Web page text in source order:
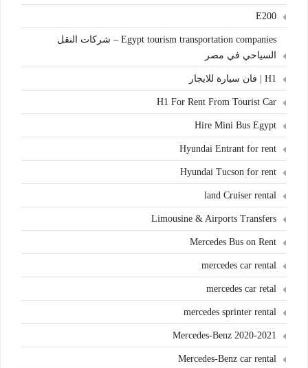
E200
Egypt tourism transportation companies – شركات النقل
السياحي في مصر
H1 | فان سيارة للايجار
H1 For Rent From Tourist Car
Hire Mini Bus Egypt
Hyundai Entrant for rent
Hyundai Tucson for rent
land Cruiser rental
Limousine & Airports Transfers
Mercedes Bus on Rent
mercedes car rental
mercedes car retal
mercedes sprinter rental
Mercedes-Benz 2020-2021
Mercedes-Benz car rental